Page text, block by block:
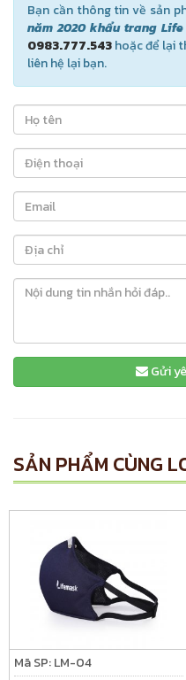
Bạn cần thông tin về sản
năm 2020 khẩu trang
0983.777.543hoặc để lại
liên hệ lại bạn.
Gửi
SẢN PHẨM CÙNG
Mã SP: LM-04